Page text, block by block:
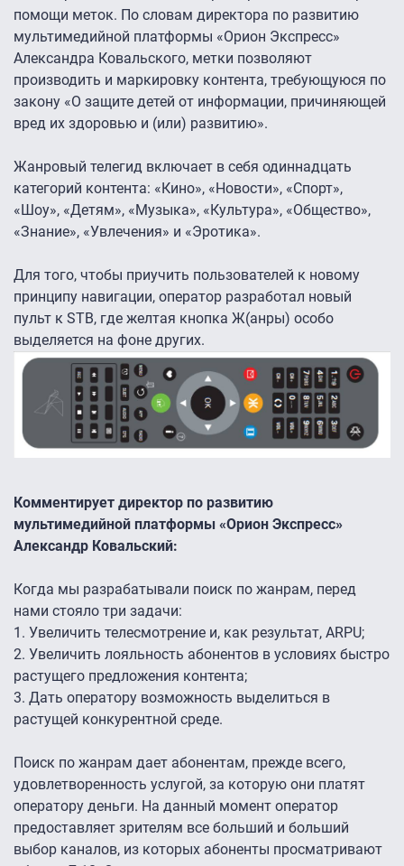
помощи меток. По словам директора по развитию
мультимедийной платформы «Орион Экспресс»
Александра Ковальского, метки позволяют
производить и маркировку контента, требующуюся по
закону «О защите детей от информации, причиняющей
вред их здоровью и (или) развитию».
Жанровый телегид включает в себя одиннадцать
категорий контента: «Кино», «Новости», «Спорт»,
«Шоу», «Детям», «Музыка», «Культура», «Общество»,
«Знание», «Увлечения» и «Эротика».
Для того, чтобы приучить пользователей к новому
принципу навигации, оператор разработал новый
пульт к STB, где желтая кнопка Ж(анры) особо
выделяется на фоне других.
Комментирует директор по развитию
мультимедийной платформы «Орион Экспресс»
Александр Ковальский:
Когда мы разрабатывали поиск по жанрам, перед
нами стояло три задачи:
1. Увеличить телесмотрение и, как результат, ARPU;
2. Увеличить лояльность абонентов в условиях быстро
растущего предложения контента;
3. Дать оператору возможность выделиться в
растущей конкурентной среде.
Поиск по жанрам дает абонентам, прежде всего,
удовлетворенность услугой, за которую они платят
оператору деньги. На данный момент оператор
предоставляет зрителям все больший и больший
выбор каналов, из которых абоненты просматривают